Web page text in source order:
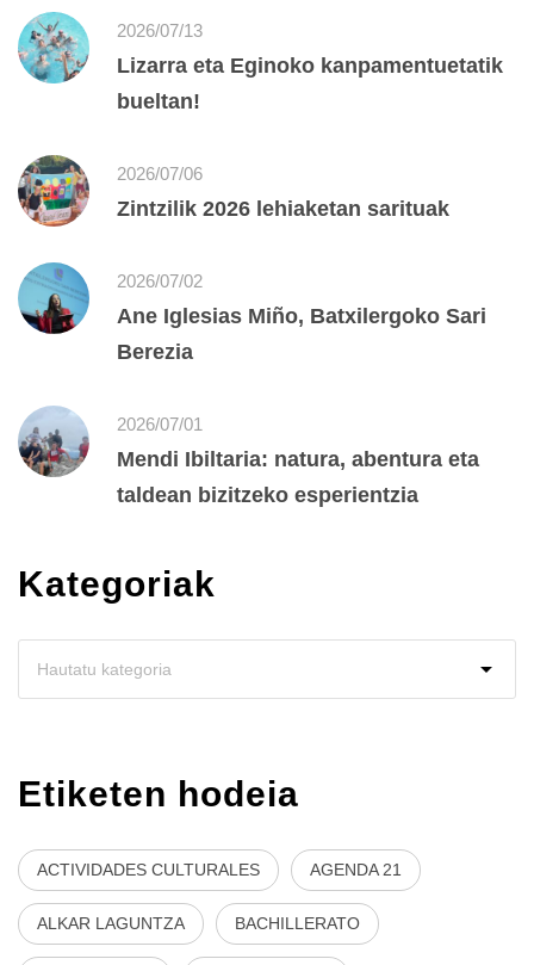
2026/07/13
Lizarra eta Eginoko kanpamentuetatik
bueltan!
2026/07/06
Zintzilik 2026 lehiaketan sarituak
2026/07/02
Ane Iglesias Miño, Batxilergoko Sari
Berezia
2026/07/01
Mendi Ibiltaria: natura, abentura eta
taldean bizitzeko esperientzia
Kategoriak
Etiketen hodeia
ACTIVIDADES CULTURALES AGENDA 21
ALKAR LAGUNTZA BACHILLERATO